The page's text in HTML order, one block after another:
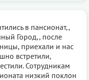
в пансионат,,
Город,, после
приехали и нас
встретили,
Сотрудникам
низкий поклон